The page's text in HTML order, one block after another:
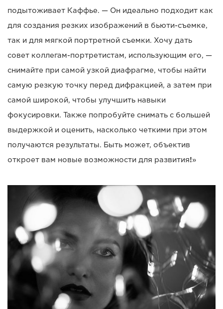
подытоживает Каффье. — Он идеально подходит как
для создания резких изображений в бьюти-съемке,
так и для мягкой портретной съемки. Хочу дать
совет коллегам-портретистам, использующим его, —
снимайте при самой узкой диафрагме, чтобы найти
самую резкую точку перед дифракцией, а затем при
самой широкой, чтобы улучшить навыки
фокусировки. Также попробуйте снимать с большей
выдержкой и оценить, насколько четкими при этом
получаются результаты. Быть может, объектив
откроет вам новые возможности для развития!»